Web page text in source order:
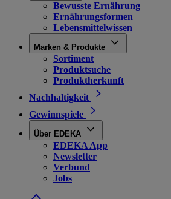
Bewusste Ernährung
Ernährungsformen
Lebensmittelwissen
Marken & Produkte
Sortiment
Produktsuche
Produktherkunft
Nachhaltigkeit
Gewinnspiele
Über EDEKA
EDEKA App
Newsletter
Verbund
Jobs